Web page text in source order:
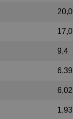
9,4
6,39
6,02
1,93